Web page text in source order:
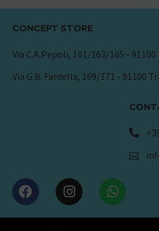
CONCEPT STORE
Via C.A.Pepoli, 161/163/165 -
Via G.B. Fardella, 169/171 - 91100